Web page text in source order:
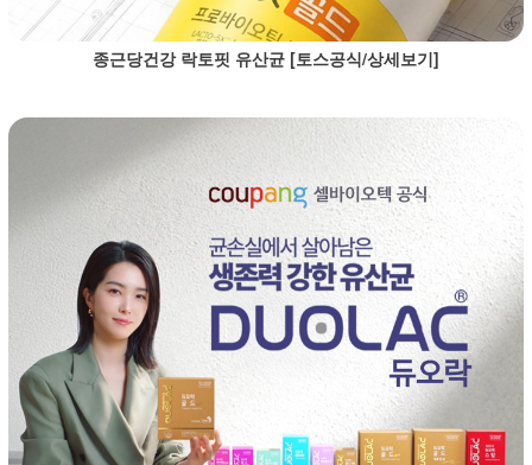
종근당건강 락토핏 유산균 [토스공식/상세보기]